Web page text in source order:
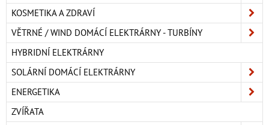
KOSMETIKA A ZDRAVÍ
VĚTRNÉ / WIND DOMÁCÍ ELEKTRÁRNY - TURBÍNY
HYBRIDNÍ ELEKTRÁRNY
SOLÁRNÍ DOMÁCÍ ELEKTRÁRNY
ENERGETIKA
ZVÍŘATA